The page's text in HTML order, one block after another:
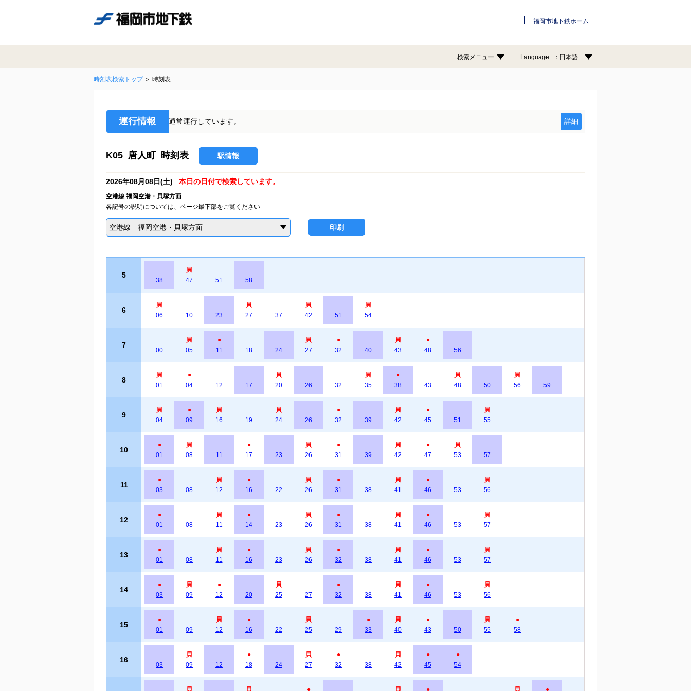
福岡市地下鉄ホーム
検索メニュー Language 日本語
時刻表検索トップ 時刻表
運行情報 通常運行しています。 詳細
K05 唐人町 時刻表 駅情報
2026年08月08日(土) 本日の日付で検索しています。
空港線 福岡空港・貝塚方面
各記号の説明については、ページ最下部をご覧ください
空港線 福岡空港・貝塚方面 印刷
5
38
貝
47
51 58
6
貝
06
10 23
貝
27
37
貝
42
51
貝
54
7
00
貝
05
●
11
18 24
貝
27
●
32
40
貝
43
●
48
56
8
貝
01
●
04
12 17
貝
20
26 32
貝
35
●
38
43
貝
48
50
貝
56
59
9
貝
04
●
09
貝
16
19
貝
24
26
●
32
39
貝
42
●
45
51
貝
55
10
●
01
貝
08
11
●
17
23
貝
26
●
31
39
貝
42
●
47
貝
53
57
11
●
03
08
貝
12
●
16
22
貝
26
●
31
38
貝
41
●
46
53
貝
56
12
●
01
08
貝
11
●
14
23
貝
26
●
31
38
貝
41
●
46
53
貝
57
13
●
01
08
貝
11
●
16
23
貝
26
●
32
38
貝
41
●
46
53
貝
57
14
●
03
貝
09
●
12
20
貝
25
27
●
32
38
貝
41
●
46
53
貝
56
15
●
01
09
貝
12
●
16
22
貝
25
29
●
33
貝
40
●
43
50
貝
55
●
58
16
03
貝
09
12
●
18
24
貝
27
●
32
38
貝
42
●
45
●
54
貝
貝
●
貝
●
貝
●